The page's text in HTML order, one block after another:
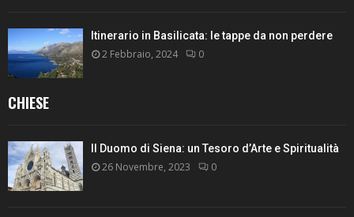
Itinerario in Basilicata: le tappe da non perdere
2 Febbraio, 2024 0
CHIESE
Il Duomo di Siena: un Tesoro d’Arte e Spiritualità
26 Novembre, 2023 0